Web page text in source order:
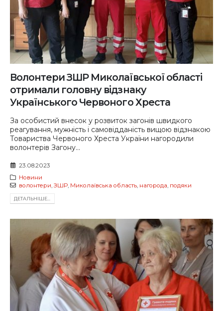
Волонтери ЗШР Миколаївської області
отримали головну відзнаку
Українського Червоного Хреста
За особистий внесок у розвиток загонів швидкого
реагування, мужність і самовідданість вищою відзнакою
Товариства Червоного Хреста України нагородили
волонтерів Загону...
23.08.2023
Новини
волонтери ЗШР, Миколаївська область, нагорода подяки
ДЕТАЛЬНIШЕ...